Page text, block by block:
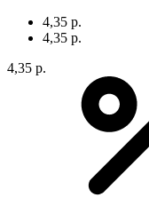
4,35 р.
4,35 р.
4,35 р.